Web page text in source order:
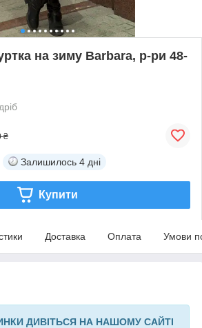
на зиму Barbara, р-ри 48-
₴
Залишилось 4 дні
Купити
Доставка Оплата Умови
ДИВІТЬСЯ НА НАШОМУ САЙТІ